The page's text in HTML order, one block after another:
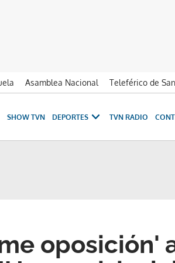
Asamblea Nacional Teleférico de
SHOW TVN DEPORTES TVN RADIO
oposición'